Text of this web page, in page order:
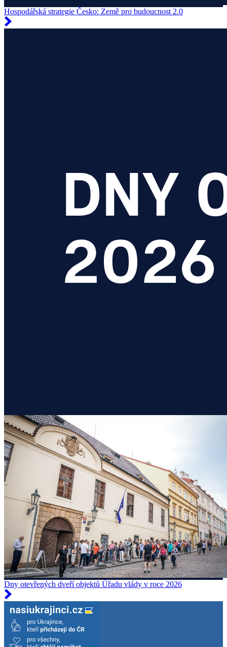
Hospodářská strategie Česko: Země pro budoucnost 2.0
Dny otevřených dveří objektů Úřadu vlády v roce 2026